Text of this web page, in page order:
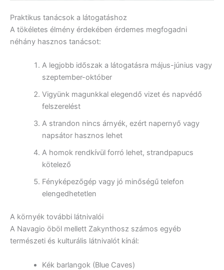
Praktikus tanácsok a látogatáshoz
A tökéletes élmény érdekében érdemes megfogadni
néhány hasznos tanácsot:
A legjobb időszak a látogatásra május-június vagy
szeptember-október
Vigyünk magunkkal elegendő vizet és napvédő
felszerelést
A strandon nincs árnyék, ezért napernyő vagy
napsátor hasznos lehet
A homok rendkívül forró lehet, strandpapucs
kötelező
Fényképezőgép vagy jó minőségű telefon
elengedhetetlen
A környék további látnivalói
A Navagio öböl mellett Zakynthosz számos egyéb
természeti és kulturális látnivalót kínál:
Kék barlangok (Blue Caves)